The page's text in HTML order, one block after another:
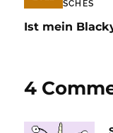
TIERISCHES
Ist mein
4